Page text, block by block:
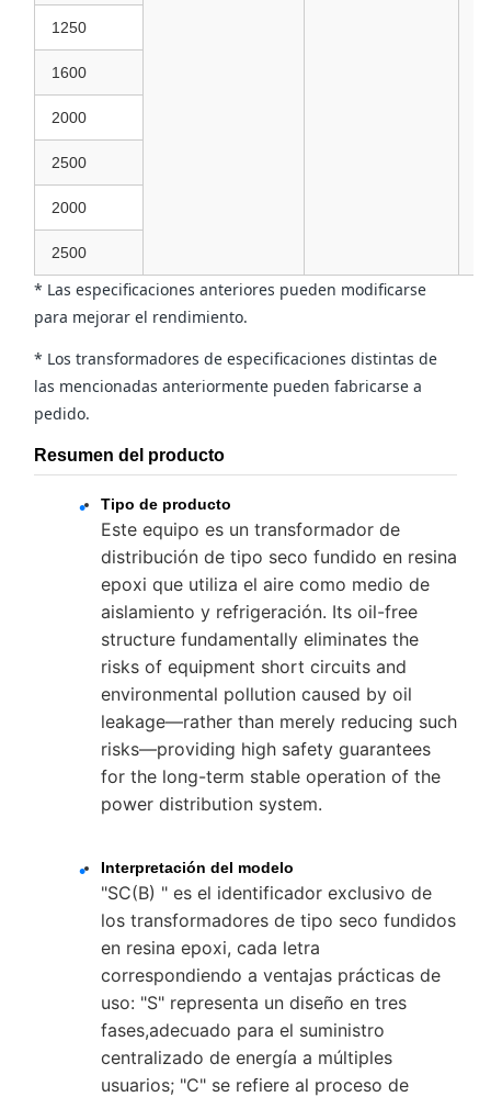
1250
1600
2000
2500
2000
2500
* Las especificaciones anteriores pueden modificarse
para mejorar el rendimiento.
* Los transformadores de especificaciones distintas de
las mencionadas anteriormente pueden fabricarse a
pedido.
Resumen del producto
Tipo de producto
Este equipo es un transformador de
distribución de tipo seco fundido en resina
epoxi que utiliza el aire como medio de
aislamiento y refrigeración. Its oil-free
structure fundamentally eliminates the
risks of equipment short circuits and
environmental pollution caused by oil
leakage—rather than merely reducing such
risks—providing high safety guarantees
for the long-term stable operation of the
power distribution system.
Interpretación del modelo
"SC(B) " es el identificador exclusivo de
los transformadores de tipo seco fundidos
en resina epoxi, cada letra
correspondiendo a ventajas prácticas de
uso: "S" representa un diseño en tres
fases,adecuado para el suministro
centralizado de energía a múltiples
usuarios; "C" se refiere al proceso de